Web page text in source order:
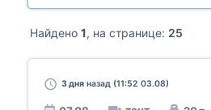
Найдено 1, на странице: 25
3 дня назад (11:52 03.08)